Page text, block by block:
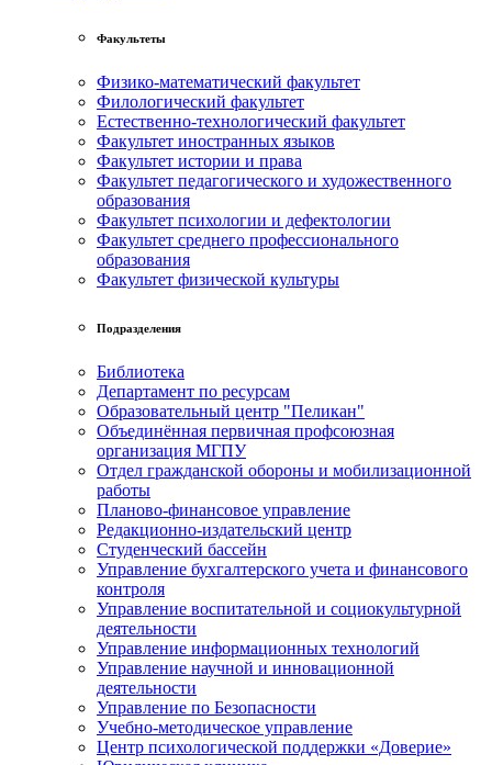
Факультеты
Физико-математический факультет
Филологический факультет
Естественно-технологический факультет
Факультет иностранных языков
Факультет истории и права
Факультет педагогического и художественного
образования
Факультет психологии и дефектологии
Факультет среднего профессионального
образования
Факультет физической культуры
Подразделения
Библиотека
Департамент по ресурсам
Образовательный центр "Пеликан"
Объединённая первичная профсоюзная
организация МГПУ
Отдел гражданской обороны и мобилизационной
работы
Планово-финансовое управление
Редакционно-издательский центр
Студенческий бассейн
Управление бухгалтерского учета и финансового
контроля
Управление воспитательной и социокультурной
деятельности
Управление информационных технологий
Управление научной и инновационной
деятельности
Управление по Безопасности
Учебно-методическое управление
Центр психологической поддержки «Доверие»